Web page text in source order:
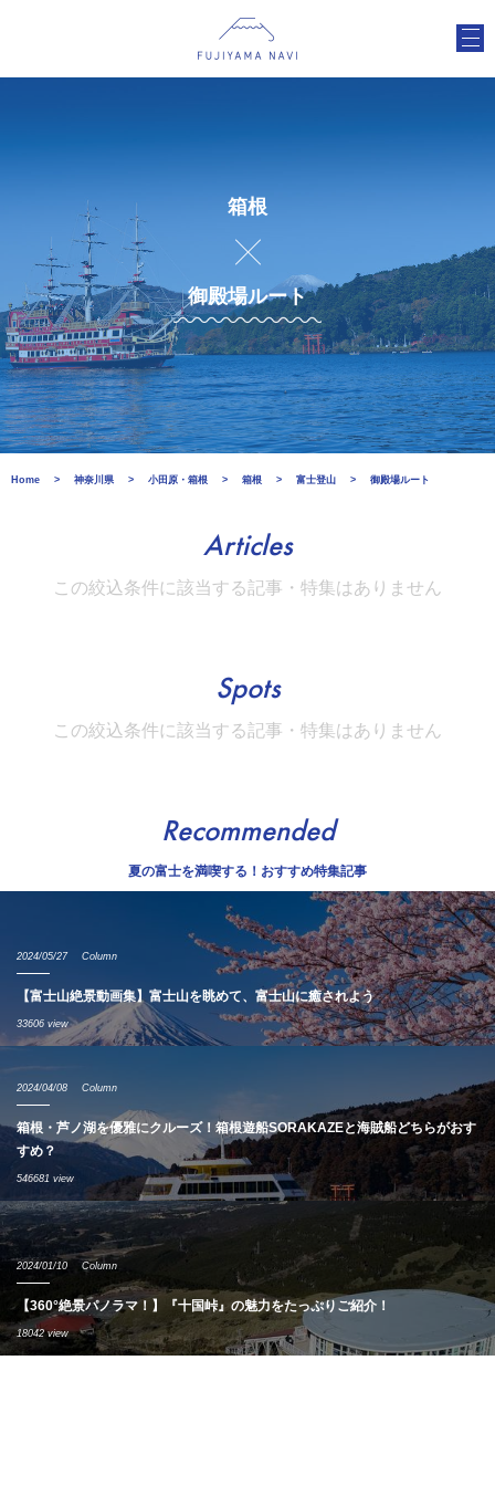
箱根
御殿場ルート
Home 神奈川県 小田原・箱根 箱根 富士登山 御殿場ルート
Articles
この絞込条件に該当する記事・特集はありません
Spots
この絞込条件に該当する記事・特集はありません
Recommended
夏の富士を満喫する！おすすめ特集記事
2024/05/27 Column
【富士山絶景動画集】富士山を眺めて、富士山に癒されよう
33606 view
2024/04/08 Column
箱根・芦ノ湖を優雅にクルーズ！箱根遊船SORAKAZEと海賊船どちらがおす
すめ？
546681 view
2024/01/10 Column
【360°絶景パノラマ！】『十国峠』の魅力をたっぷりご紹介！
18042 view